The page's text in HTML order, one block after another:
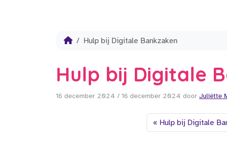
Hulp bij Digitale Bankzaken
Hulp bij Digitale
16 december 2024 / 16 december 2024 door Juliëtte
Hulp bij Digitale